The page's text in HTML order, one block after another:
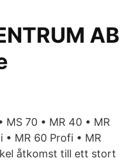
AB
MS 70 • MR 40 • MR
• MR 60 Profi • MR
åtkomst till ett stort